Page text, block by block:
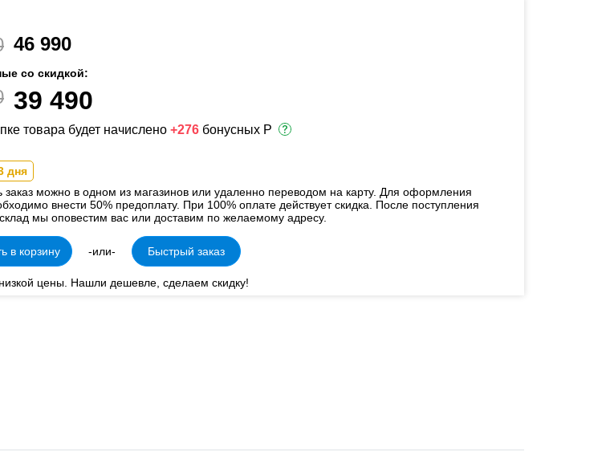
46 990
со скидкой:
39 490
товара будет начислено +276 бонусных Р
дня
можно в одном из магазинов или удаленно переводом на карту. Для оформления
внести 50% предоплату. При 100% оплате действует скидка. После поступления
мы оповестим вас или доставим по желаемому адресу.
в корзину -или- Быстрый заказ
цены. Нашли дешевле, сделаем скидку!